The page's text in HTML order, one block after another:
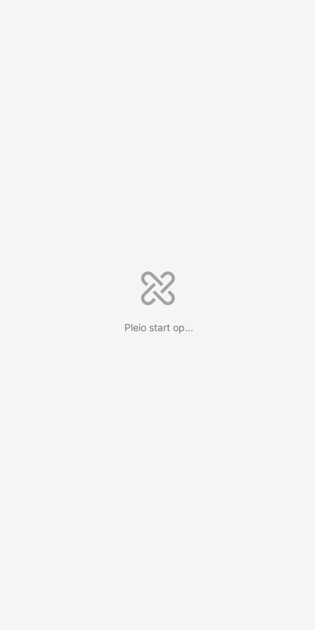
Pleio start op...